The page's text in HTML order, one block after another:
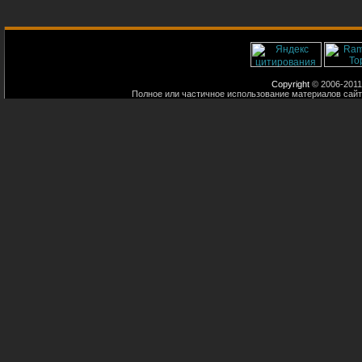
Copyright © 2006-
Полное или частичное использование материалов